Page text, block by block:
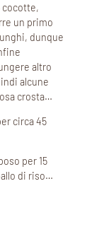
cocotte,
un primo
dunque
altro
alcune
crosta…
circa 45
per 15
di riso…